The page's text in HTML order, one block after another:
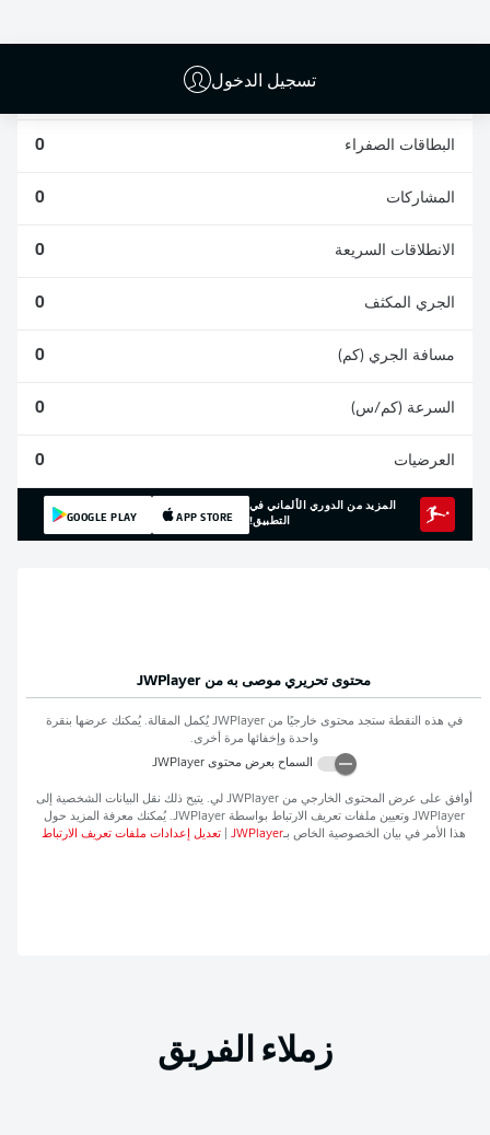
تسجيل الدخول
البطاقات الصفراء 0
المشاركات 0
الانطلاقات السريعة 0
الجري المكثف 0
مسافة الجري (كم) 0
السرعة (كم/س) 0
العرضيات 0
المزيد من الدوري الألماني في
التطبيق!
APP STORE
GOOGLE PLAY
محتوى تحريري موصى به من JWPlayer
في هذه النقطة ستجد محتوى خارجيًا منJWPlayer يُكمل المقالة. يُمكنك عرضها بنقرة
واحدة وإخفائها مرة أخرى.
السماح بعرض محتوىJWPlayer
أوافق على عرض المحتوى الخارجي منJWPlayer لي. يتيح ذلك نقل البيانات الشخصية إلى
JWPlayer وتعيين ملفات تعريف الارتباط بواسطةJWPlayer. يُمكنك معرفة المزيد حول
هذا الأمر في بيان الخصوصية الخاص بـJWPlayer تعديل إعدادات ملفات تعريف الارتباط
زملاء الفريق